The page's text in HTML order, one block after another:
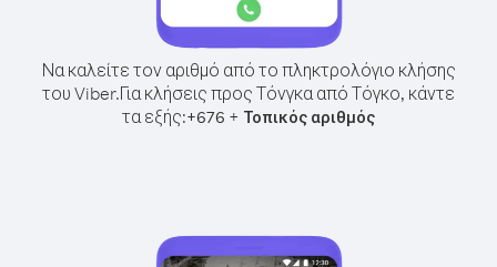
Να καλείτε τον αριθμό από το πληκτρολόγιο κλήσης
του Viber.Για κλήσεις προς Τόνγκα από Τόγκο, κάντε
τα εξής:+676 + Τοπικός αριθμός